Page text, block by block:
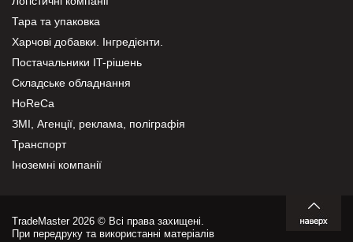
Тара та упаковка
Харчові добавки. Інгредієнти.
Постачальники IT-рішень
Складське обладнання
HoReCa
ЗМІ, Агенції, реклама, поліграфія
Транспорт
Іноземні компанії
TradeMaster 2026 © Всі права захищені.
При передруку та використанні матеріалів